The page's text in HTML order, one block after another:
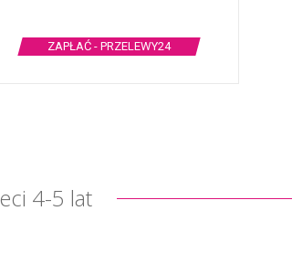
ZAPŁAĆ - PRZELEWY24
4-5 lat